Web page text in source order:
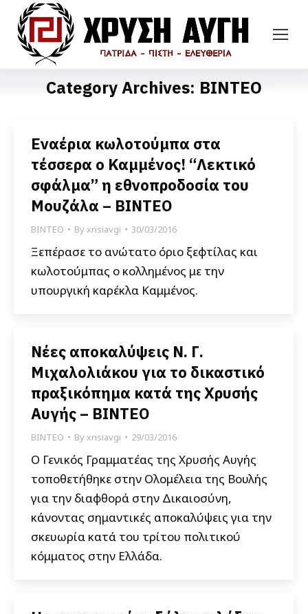
Category Archives: ΒΙΝΤΕΟ
Εναέρια κωλοτούμπα στα
τέσσερα ο Καμμένος! “Λεκτικό
σφάλμα” η εθνοπροδοσία του
Μουζάλα – ΒΙΝΤΕΟ
ΒΙΝΤΕΟ Byxrisiavgi 30/03/2016
Ξεπέρασε το ανώτατο όριο ξεφτίλας και
κωλοτούμπας ο κολλημένος με την
υπουργική καρέκλα Καμμένος.
Νέες αποκαλύψεις Ν. Γ.
Μιχαλολιάκου για το δικαστικό
πραξικόπημα κατά της Χρυσής
Αυγής – ΒΙΝΤΕΟ
ΒΙΝΤΕΟ Byxrisiavgi 29/03/2016
Ο Γενικός Γραμματέας της Χρυσής Αυγής
τοποθετήθηκε στην Ολομέλεια της Βουλής
για την διαφθορά στην Δικαιοσύνη,
κάνοντας σημαντικές αποκαλύψεις για την
σκευωρία κατά του τρίτου πολιτικού
κόμματος στην Ελλάδα.